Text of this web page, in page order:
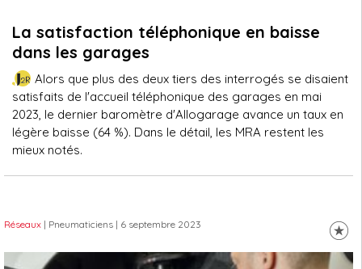
La satisfaction téléphonique en baisse
dans les garages
Alors que plus des deux tiers des interrogés se disaient
satisfaits de l'accueil téléphonique des garages en mai
2023, le dernier baromètre d'Allogarage avance un taux en
légère baisse (64 %). Dans le détail, les MRA restent les
mieux notés.
Réseaux | Pneumaticiens | 6 septembre 2023